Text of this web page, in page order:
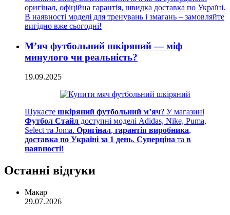
оригінал, офіційна гарантія, швидка доставка по Україні.
В наявності моделі для тренувань і змагань – замовляйте
вигідно вже сьогодні!
М’яч футбольний шкіряний — міф
минулого чи реальність?
19.09.2025
Шукаєте шкіряний футбольний м’яч? У магазині
Футбол Стайл доступні моделі Adidas, Nike, Puma,
Select та Joma. Оригінал, гарантія виробника,
доставка по Україні за 1 день. Суперціна та в
наявності!
Останні відгуки
Макар
29.07.2026